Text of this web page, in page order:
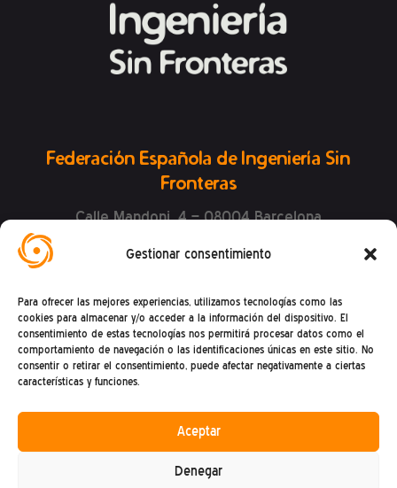
Gestionar consentimiento
Para ofrecer las mejores experiencias, utilizamos tecnologías como las
cookies para almacenar y/o acceder a la información del dispositivo. El
consentimiento de estas tecnologías nos permitirá procesar datos como el
comportamiento de navegación o las identificaciones únicas en este sitio. No
consentir o retirar el consentimiento, puede afectar negativamente a ciertas
características y funciones.
Aceptar
Denegar
Federación Española de Ingeniería Sin
Fronteras
Calle Mandoni, 4 – 08004 Barcelona
CIF: G81469868
(De lunes a viernes de 9h a 15h)
Política de privacidad